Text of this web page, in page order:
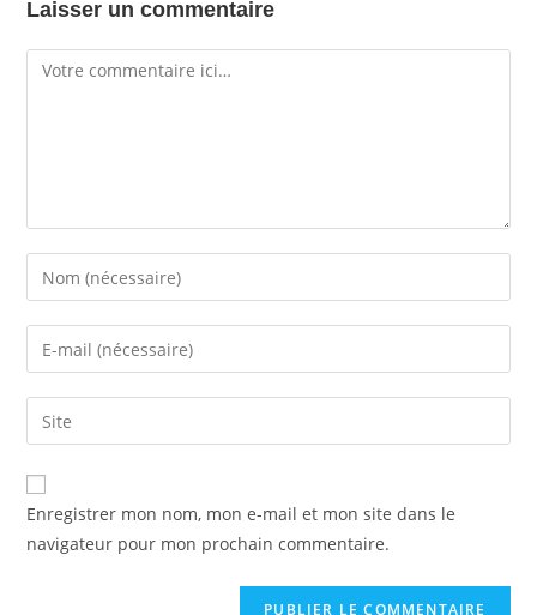
Laisser un commentaire
Enregistrer mon nom, mon e-mail et mon site dans le
navigateur pour mon prochain commentaire.